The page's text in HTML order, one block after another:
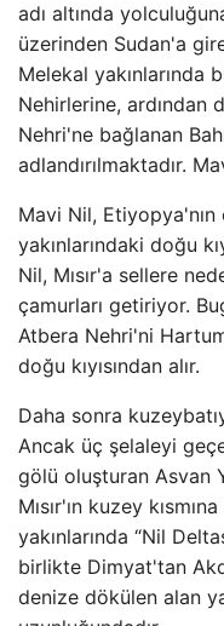
adı altında
üzerinden Sudan'a
Melekal yakınlarında
Nehirlerine, ardından
Nehri'ne bağlanan
adlandırılmaktadır.
Mavi Nil,
yakınlarındaki doğu
Nil, Mısır'a sellere
çamurları getiriyor.
Atbera Nehri'ni
doğu kıyısından alır.
Daha sonra
Ancak üç şelaleyi
gölü oluşturan Asvan
Mısır'ın kuzey
yakınlarında “Nil
birlikte Dimyat'tan
denize dökülen alan